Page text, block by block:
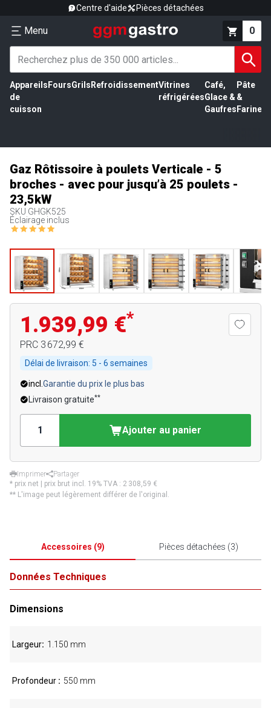
Centre d'aide Pièces détachées
Menu 0
Appareils
de
cuisson
FoursGrils RefroidissementVitrines
réfrigérées
Café,
Glace &
Gaufres
Pâte
&
Farine
Gaz Rôtissoire à poulets Verticale - 5
broches - avec pour jusqu’à 25 poulets -
23,5kW
SKU GHGK525
Éclairage inclus
1.939,99 €*
PRC 3 672,99 €
Délai de livraison: 5 - 6 semaines
incl. Garantie du prix le plus bas
Livraison gratuite**
Ajouter au panier
Imprimer
Partager
* prix net | prix brut incl. 19% TVA : 2 308,59 €
** L'image peut légèrement différer de l'original.
Accessoires (9) Pièces détachées (3)
Données Techniques
Dimensions
Largeur 1.150 mm
Profondeur 550 mm